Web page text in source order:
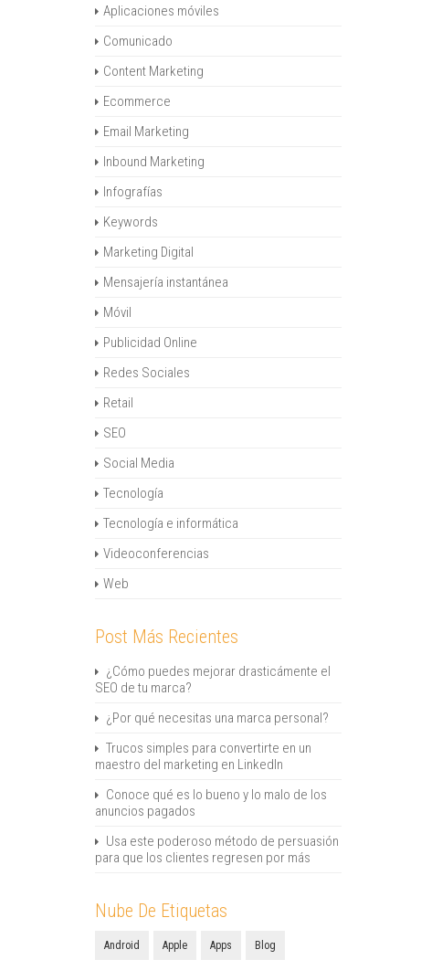
Aplicaciones móviles
Comunicado
Content Marketing
Ecommerce
Email Marketing
Inbound Marketing
Infografías
Keywords
Marketing Digital
Mensajería instantánea
Móvil
Publicidad Online
Redes Sociales
Retail
SEO
Social Media
Tecnología
Tecnología e informática
Videoconferencias
Web
Post Más Recientes
¿Cómo puedes mejorar drasticámente el
SEO de tu marca?
¿Por qué necesitas una marca personal?
Trucos simples para convertirte en un
maestro del marketing en LinkedIn
Conoce qué es lo bueno y lo malo de los
anuncios pagados
Usa este poderoso método de persuasión
para que los clientes regresen por más
Nube De Etiquetas
Android Apple Apps Blog